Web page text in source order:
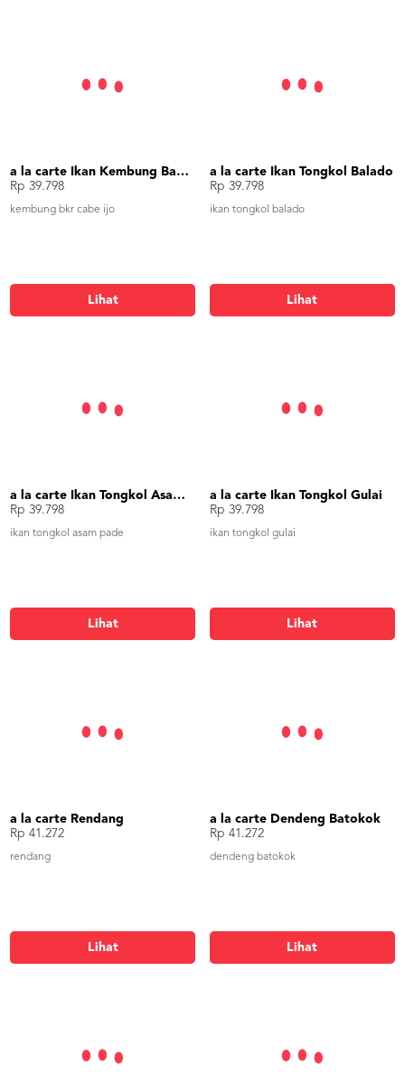
a la carte Ikan Kembung Bakar Cabe Ijo
Rp 39.798
kembung bkr cabe ijo
Lihat
a la carte Ikan Tongkol Balado
Rp 39.798
ikan tongkol balado
Lihat
a la carte Ikan Tongkol Asam Pade
Rp 39.798
ikan tongkol asam pade
Lihat
a la carte Ikan Tongkol Gulai
Rp 39.798
ikan tongkol gulai
Lihat
a la carte Rendang
Rp 41.272
rendang
Lihat
a la carte Dendeng Batokok
Rp 41.272
dendeng batokok
Lihat